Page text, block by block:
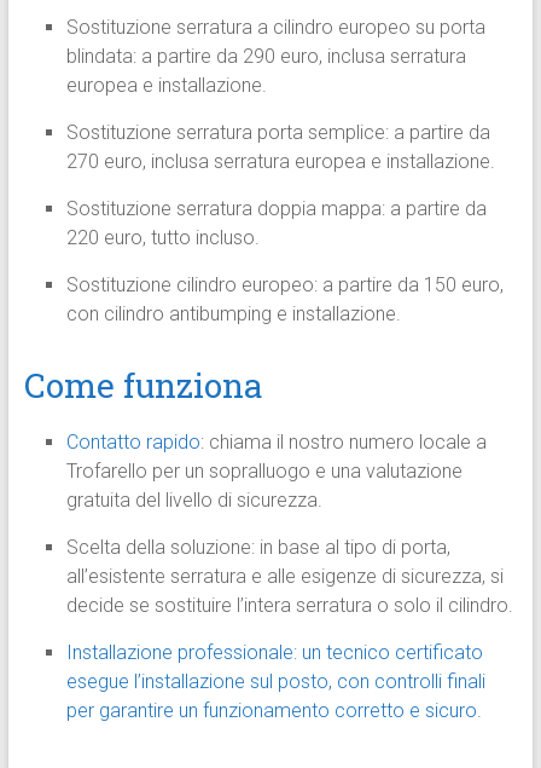
Sostituzione serratura a cilindro europeo su porta
blindata: a partire da 290 euro, inclusa serratura
europea e installazione.
Sostituzione serratura porta semplice: a partire da
270 euro, inclusa serratura europea e installazione.
Sostituzione serratura doppia mappa: a partire da
220 euro, tutto incluso.
Sostituzione cilindro europeo: a partire da 150 euro,
con cilindro antibumping e installazione.
Come funziona
Contatto rapido: chiama il nostro numero locale a
Trofarello per un sopralluogo e una valutazione
gratuita del livello di sicurezza.
Scelta della soluzione: in base al tipo di porta,
all’esistente serratura e alle esigenze di sicurezza, si
decide se sostituire l’intera serratura o solo il cilindro.
Installazione professionale: un tecnico certificato
esegue l’installazione sul posto, con controlli finali
per garantire un funzionamento corretto e sicuro.